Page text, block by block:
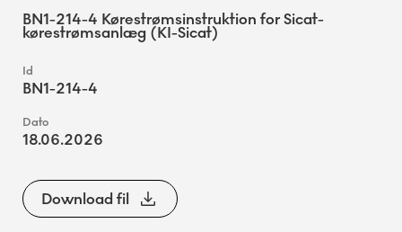
BN1-214-4 Kørestrømsinstruktion for Sicat-
kørestrømsanlæg (KI-Sicat)
BN1-214-4
18.06.2026
Download fil